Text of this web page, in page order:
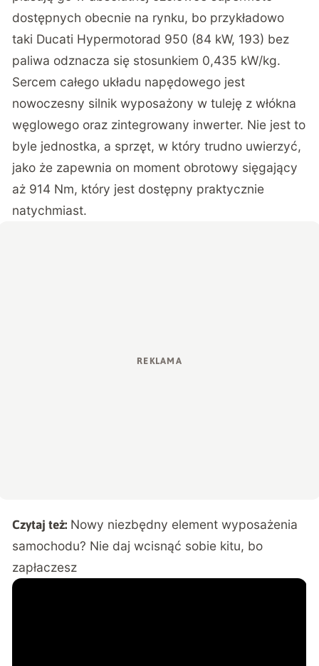
dostępnych obecnie na rynku, bo przykładowo
taki Ducati Hypermotorad 950 (84 kW, 193) bez
paliwa odznacza się stosunkiem 0,435 kW/kg.
Sercem całego układu napędowego jest
nowoczesny silnik wyposażony w tuleję z włókna
węglowego oraz zintegrowany inwerter. Nie jest to
byle jednostka, a sprzęt, w który trudno uwierzyć,
jako że zapewnia on moment obrotowy sięgający
aż 914 Nm, który jest dostępny praktycznie
natychmiast.
Czytaj też: Nowy niezbędny element wyposażenia
samochodu? Nie daj wcisnąć sobie kitu, bo
zapłaczesz